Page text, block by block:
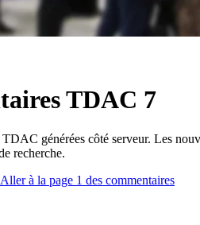
TDAC 7
générées côté serveur. Les
recherche.
Aller à la page 1 des commentaires